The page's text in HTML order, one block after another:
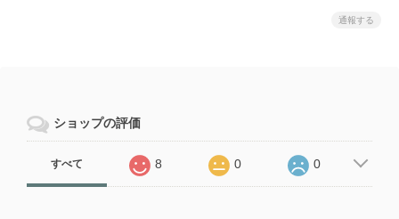
通報する
ショップの評価
すべて 8 0 0